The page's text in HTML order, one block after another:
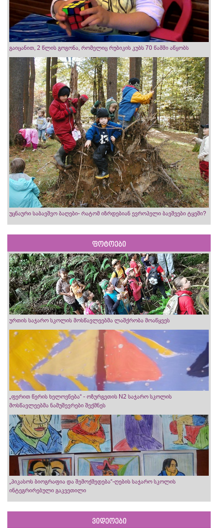
გაიცანით, 2 წლის გოგონა, რომელიც რუბიკის კუბს 70 წამში აწყობს
უცნაური საბავშვო ბაღები- რატომ იზრდებიან ევროპელი ბავშვები ტყეში?
ფოტოები
ურთის საჯარო სკოლის მოსწავლეებმა ლაშქრობა მოაწყვეს
„ფერით წერის ხელოვნება“ - ოზურგეთის N2 საჯარო სკოლის
მოსწავლეებმა ნამუშევრები შექმნეს
„პიკასოს ბიოგრაფია და შემოქმედება“-ღების საჯარო სკოლის
ინტეგრირებული გაკვეთილი
ვიდეოები